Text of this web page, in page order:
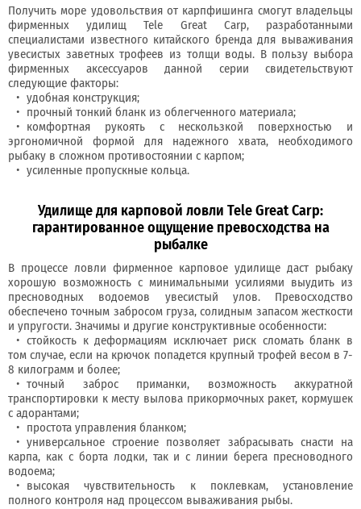
Получить море удовольствия от карпфишинга смогут владельцы
фирменных удилищ Tele Great Carp, разработанными
специалистами известного китайского бренда для вываживания
увесистых заветных трофеев из толщи воды. В пользу выбора
фирменных аксессуаров данной серии свидетельствуют
следующие факторы:
удобная конструкция;
прочный тонкий бланк из облегченного материала;
комфортная рукоять с нескользкой поверхностью и
эргономичной формой для надежного хвата, необходимого
рыбаку в сложном противостоянии с карпом;
усиленные пропускные кольца.
Удилище для карповой ловли Tele Great Carp:
гарантированное ощущение превосходства на
рыбалке
В процессе ловли фирменное карповое удилище даст рыбаку
хорошую возможность с минимальными усилиями выудить из
пресноводных водоемов увесистый улов. Превосходство
обеспечено точным забросом груза, солидным запасом жесткости
и упругости. Значимы и другие конструктивные особенности:
стойкость к деформациям исключает риск сломать бланк в
том случае, если на крючок попадется крупный трофей весом в 7-
8 килограмм и более;
точный заброс приманки, возможность аккуратной
транспортировки к месту вылова прикормочных ракет, кормушек
с адорантами;
простота управления бланком;
универсальное строение позволяет забрасывать снасти на
карпа, как с борта лодки, так и с линии берега пресноводного
водоема;
высокая чувствительность к поклевкам, установление
полного контроля над процессом вываживания рыбы.